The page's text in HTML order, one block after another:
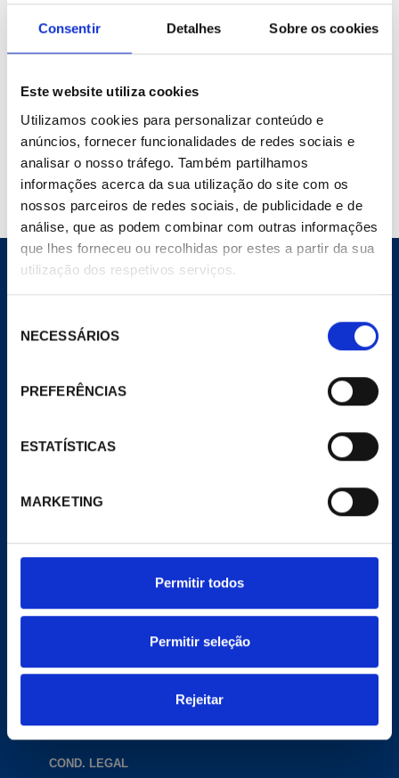
Consentir Detalhes Sobre os cookies
Este website utiliza cookies
Utilizamos cookies para personalizar conteúdo e
anúncios, fornecer funcionalidades de redes sociais e
analisar o nosso tráfego. Também partilhamos
informações acerca da sua utilização do site com os
nossos parceiros de redes sociais, de publicidade e de
análise, que as podem combinar com outras informações
que lhes forneceu ou recolhidas por estes a partir da sua
utilização dos respetivos serviços.
NECESSÁRIOS
PREFERÊNCIAS
ESTATÍSTICAS
MARKETING
Permitir todos
Permitir seleção
Rejeitar
Cod. Material : 235177
Modelo : 0814vs
Adicionar ao carrinho
CORPORATIVO
A Empresa
Notícias
Delegações
Website de comércio eletrônico
contacta@pecomark.com
Trabalhar com a gente
Siga-nos no Facebook
COND. LEGAL